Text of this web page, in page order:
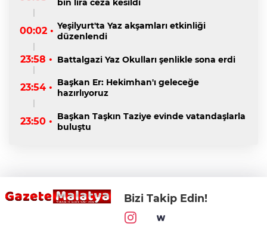
bin lira ceza kesildi
00:02 • Yeşilyurt'ta Yaz akşamları etkinliği
düzenlendi
23:58 • Battalgazi Yaz Okulları şenlikle sona erdi
23:54 • Başkan Er: Hekimhan'ı geleceğe
hazırlıyoruz
23:50 • Başkan Taşkın Taziye evinde vatandaşlarla
buluştu
Bizi Takip Edin!